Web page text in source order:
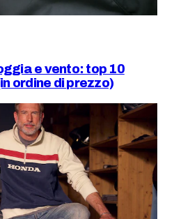
e vento: top 10
ordine di prezzo)